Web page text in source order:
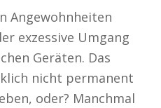
Angewohnheiten
exzessive Umgang
Geräten. Das
nicht permanent
oder? Manchmal